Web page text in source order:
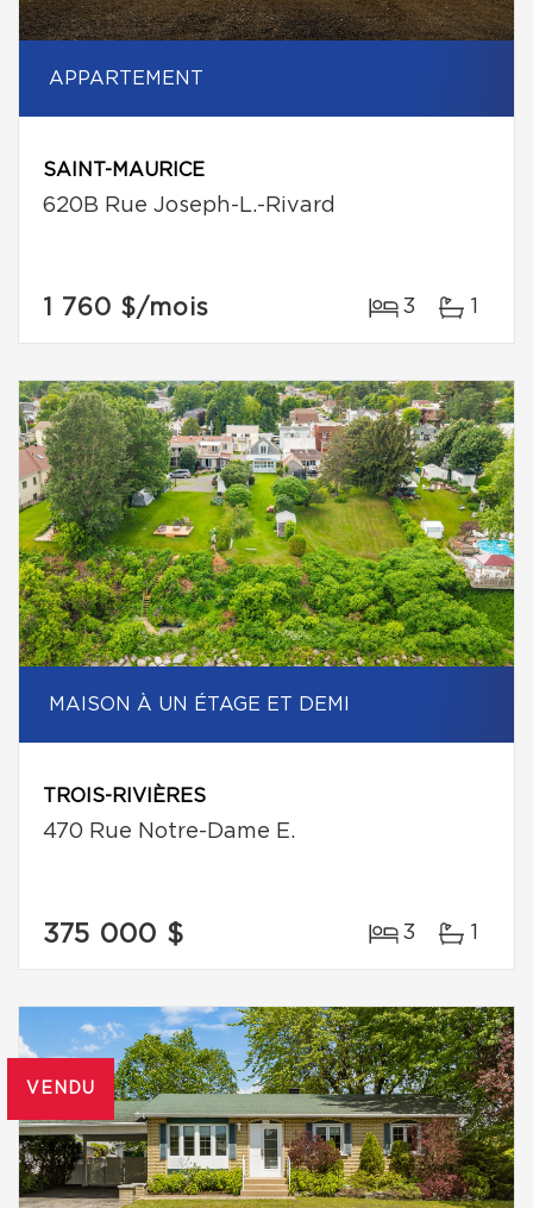
APPARTEMENT
SAINT-MAURICE
620B Rue Joseph-L.-Rivard
1 760 $/mois 3 1
MAISON À UN ÉTAGE ET DEMI
TROIS-RIVIÈRES
470 Rue Notre-Dame E.
375 000 $ 3 1
VENDU